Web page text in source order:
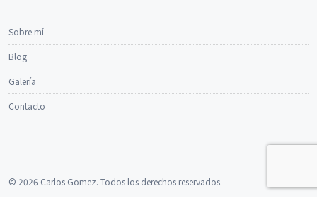
Sobre mí
Blog
Galería
Contacto
© 2026 Carlos Gomez. Todos los derechos reservados.